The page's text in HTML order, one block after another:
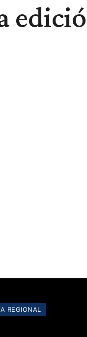
REGIONAL